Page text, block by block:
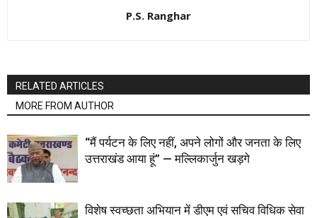
P.S. Ranghar
RELATED ARTICLES
MORE FROM AUTHOR
“मैं पर्यटन के लिए नहीं, अपने लोगों और जनता के लिए
उत्तराखंड आया हूं” — मल्लिकार्जुन खड़गे
विशेष स्वच्छता अभियान में डीएम एवं सचिव विधिक सेवा